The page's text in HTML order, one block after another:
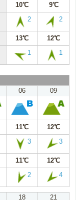
10℃ 9℃
2 2
13℃ 12℃
1 1
06 09
11℃ 12℃
3 3
11℃ 12℃
2 4
18 21